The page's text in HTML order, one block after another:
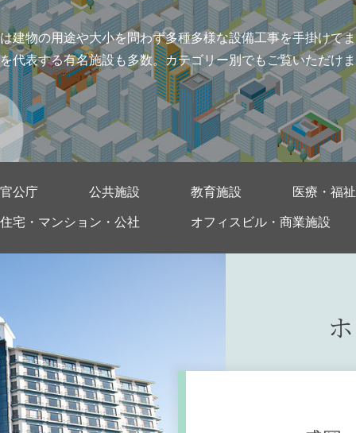
建物の用途や大小を問わず多種多様な設備工事を手掛けて
代表する有名施設も多数。カテゴリー別でもご覧いただけ
官公庁 公共施設 教育施設 医療・福
住宅・マンション・公社 オフィスビル・商業施設